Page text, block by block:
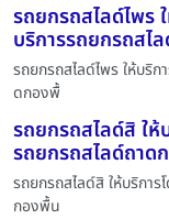
รถยกรถสไลด์ไพร
บริการรถยกรถสไ
รถยกรถสไลด์ไพร ให้บริ
ดกองพื้
รถยกรถสไลด์สิ ใ
รถยกรถสไลด์ถาด
รถยกรถสไลด์สิ ให้บริกา
กองพื้น